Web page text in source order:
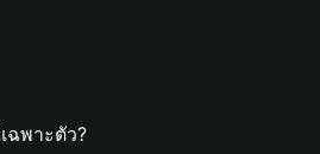
ฉพาะตัว?